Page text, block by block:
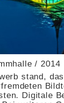
/ 2014
stand,
Digitale